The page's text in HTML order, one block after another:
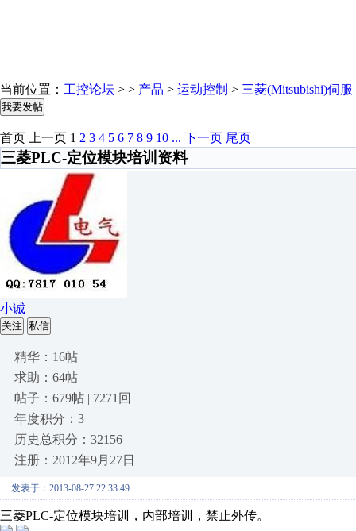
当前位置： 工控论坛 > > 产品 > 运动控制 > 三菱(Mitsubishi)伺服
我要发帖
首页 上一页 1 2 3 4 5 6 7 8 9 10 ... 下一页 尾页
三菱PLC-定位模块培训资料
小诚
关注 私信
精华：16帖
求助：64帖
帖子：679帖 | 7271回
年度积分：3
历史总积分：32156
注册：2012年9月27日
发表于：2013-08-27 22:33:49
三菱PLC-定位模块培训，内部培训，禁止外传。